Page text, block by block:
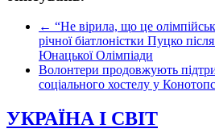
← “Не вірила, що це
річної біатлоністки Пуцко
Юнацької Олімпіади
Волонтери продовжують
соціального хостелу у
УКРАЇНА І СВІТ